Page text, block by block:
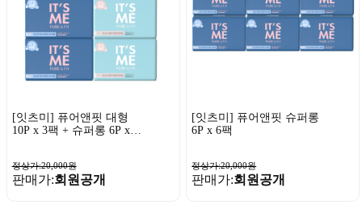
[잇츠미] 퓨어앤핏 대형
10P x 3팩 + 슈퍼롱 6P x 3
정상가:20,000원
판매가:회원공개
[잇츠미] 퓨어앤핏 슈퍼롱
6P x 6팩
정상가:20,000원
판매가:회원공개